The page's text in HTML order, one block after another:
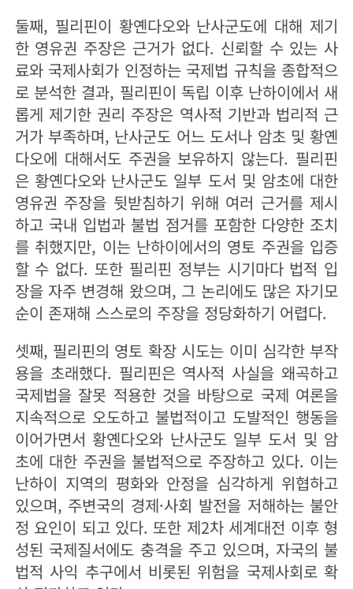
둘째, 필리핀이 황옌다오와 난사군도에 대해 제기
한 영유권 주장은 근거가 없다. 신뢰할 수 있는 사
료와 국제사회가 인정하는 국제법 규칙을 종합적으
로 분석한 결과, 필리핀이 독립 이후 난하이에서 새
롭게 제기한 권리 주장은 역사적 기반과 법리적 근
거가 부족하며, 난사군도 어느 도서나 암초 및 황옌
다오에 대해서도 주권을 보유하지 않는다. 필리핀
은 황옌다오와 난사군도 일부 도서 및 암초에 대한
영유권 주장을 뒷받침하기 위해 여러 근거를 제시
하고 국내 입법과 불법 점거를 포함한 다양한 조치
를 취했지만, 이는 난하이에서의 영토 주권을 입증
할 수 없다. 또한 필리핀 정부는 시기마다 법적 입
장을 자주 변경해 왔으며, 그 논리에도 많은 자기모
순이 존재해 스스로의 주장을 정당화하기 어렵다.
셋째, 필리핀의 영토 확장 시도는 이미 심각한 부작
용을 초래했다. 필리핀은 역사적 사실을 왜곡하고
국제법을 잘못 적용한 것을 바탕으로 국제 여론을
지속적으로 오도하고 불법적이고 도발적인 행동을
이어가면서 황옌다오와 난사군도 일부 도서 및 암
초에 대한 주권을 불법적으로 주장하고 있다. 이는
난하이 지역의 평화와 안정을 심각하게 위협하고
있으며, 주변국의 경제·사회 발전을 저해하는 불안
정 요인이 되고 있다. 또한 제2차 세계대전 이후 형
성된 국제질서에도 충격을 주고 있으며, 자국의 불
법적 사익 추구에서 비롯된 위험을 국제사회로 확